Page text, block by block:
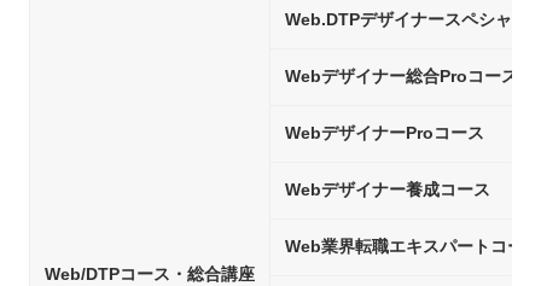
Web/DTPコース・総合講座
Web.DTPデザイナースペシャリ
Webデザイナー総合Proコース
WebデザイナーProコース
Webデザイナー養成コース
Web業界転職エキスパートコース